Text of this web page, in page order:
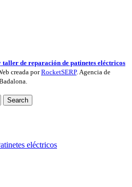
de reparación de patinetes eléctricos
creada porRocketSERP. Agencia de
Search
eléctricos